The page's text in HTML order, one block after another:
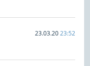
23.03.2023:52